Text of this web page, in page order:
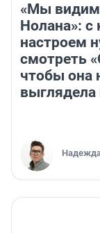
«Мы видим
Нолана»: с
настроем
смотреть
чтобы она
выглядела